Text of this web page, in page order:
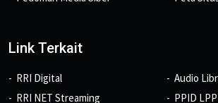
Link Terkait
RRI Digital
RRI NET Streaming
Audio
PPID